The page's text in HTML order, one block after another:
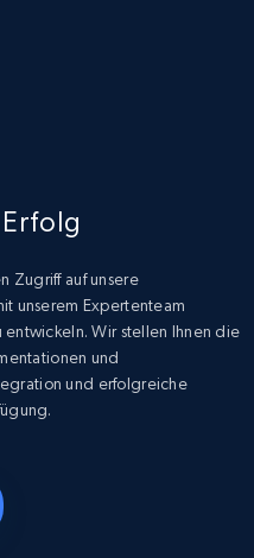
Zugriff auf unsere
unserem Expertenteam
entwickeln. Wir stellen Ihnen die
und
und erfolgreiche